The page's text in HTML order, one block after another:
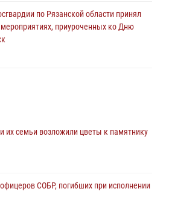
по Рязанской области принял
приуроченных ко Дню
в историческом музее провели
губернской эпохе
Рязанской области состоялось
их семьи возложили цветы к памятнику
СОБР, погибших при исполнении